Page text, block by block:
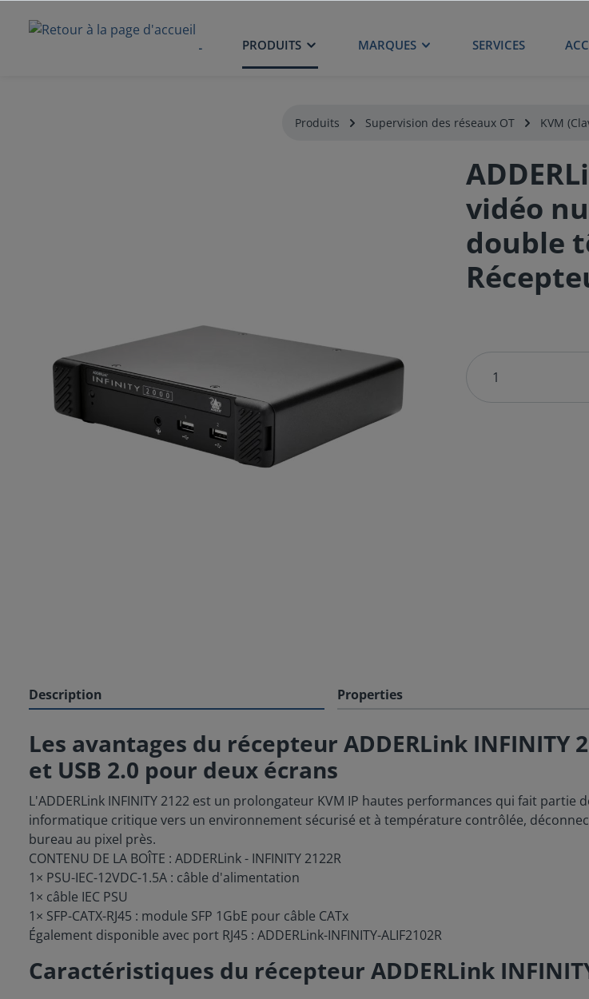
ACCUEIL PRODUITS MARQUES SERVICES
Produits Supervision des réseaux OT KVM
vidéo
double
Description Properties
Les avantages du récepteur ADDERLink
et USB 2.0 pour deux écrans
L'ADDERLink INFINITY 2122 est un prolongateur KVM IP hautes performances qui fait
informatique critique vers un environnement sécurisé et à température contrôlée,
bureau au pixel près.
CONTENU DE LA BOÎTE : ADDERLink - INFINITY 2122R
1× PSU-IEC-12VDC-1.5A : câble d'alimentation
1× câble IEC PSU
1× SFP-CATX-RJ45 : module SFP 1GbE pour câble CATx
Également disponible avec port RJ45 : ADDERLink-INFINITY-ALIF2102R
Caractéristiques du récepteur ADDERLink